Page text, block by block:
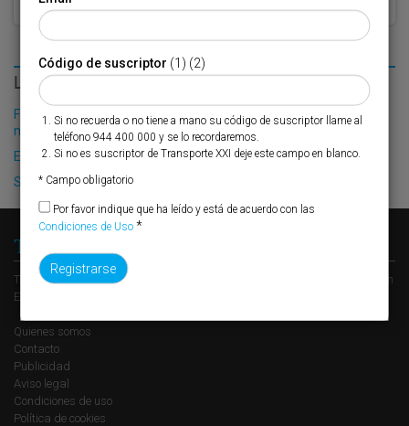
LO MÁS LEÍDO
Fribasa refuerza su logística con la puesta en marcha de una
nueva base en Vizcaya
El Puerto de Valencia crecerá en oferta ro-pax
Suardiaz enlazará Vigo con Liverpool
Transporte XXI
Transporte XXI es el periódico de referencia del transporte y la logística en
España, perteneciente al Grupo XXI de Comunicación Empresarial.
Quienes somos
Contacto
Publicidad
Aviso legal
Condiciones de uso
Política de cookies
Código de suscriptor (1) (2)
Si no recuerda o no tiene a mano su código de suscriptor llame al
teléfono 944 400 000 y se lo recordaremos.
Si no es suscriptor de Transporte XXI deje este campo en blanco.
* Campo obligatorio
Por favor indique que ha leído y está de acuerdo con las
Condiciones de Uso *